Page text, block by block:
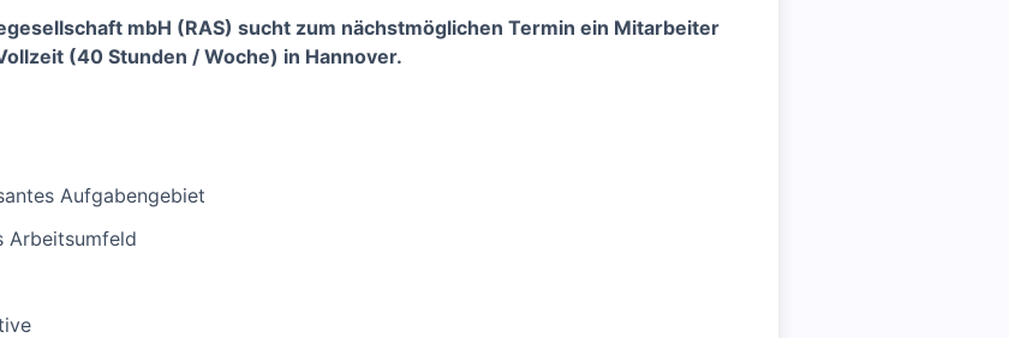
mbH (RAS) sucht zum nächstmöglichen Termin ein Mitarbeiter
(40 Stunden / Woche) in Hannover.
Aufgabengebiet
Arbeitsumfeld